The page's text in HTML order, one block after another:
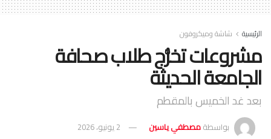
الرئيسية شاشة وميكروفون
مشروعات تخرُّج طلاب صحافة
الجامعة الحديثة
بعد غد الخميس بالمقطم
بواسطةمصطفي ياسين 2 يونيو، 2026